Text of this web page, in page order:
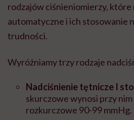
rodzajów ciśnieniomierzy, które
automatyczne i ich stosowanie
trudności.
Wyróżniamy trzy rodzaje
Nadciśnienie tętnicze I
skurczowe wynosi przy
rozkurczowe 90-99 mmHg.